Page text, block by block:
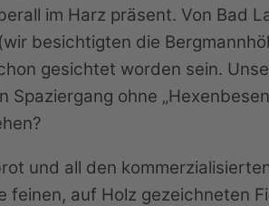
im Harz präsent. Von Bad
besichtigten die
gesichtet worden sein.
Spaziergang ohne
und all den
feinen, auf Holz gezeichneten